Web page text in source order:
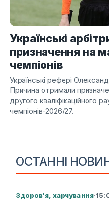
ОСТАННІ
Здоров'я, харчування·
Українські
призначення на
чемпіонів
Українські рефері
Причина отримали
другого кваліфікаційного
чемпіонів-2026/27.